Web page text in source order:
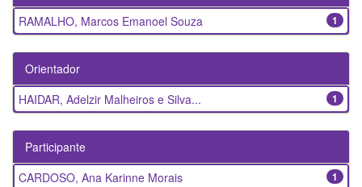
1
RAMALHO, Marcos Emanoel Souza
Orientador
1
HAIDAR, Adelzir Malheiros e Silva...
Participante
1
CARDOSO, Ana Karinne Morais